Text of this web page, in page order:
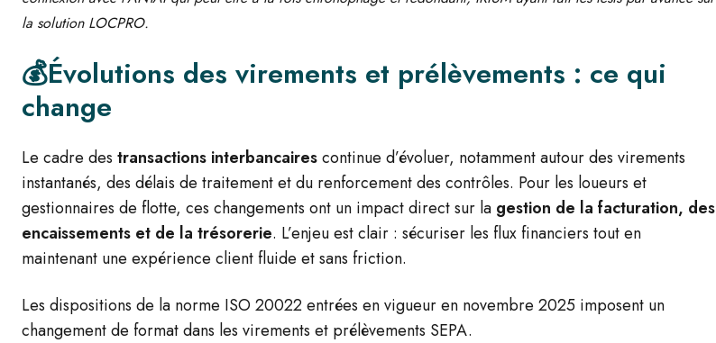
la solution LOCPRO.
💰Évolutions des virements et prélèvements : ce qui
change
Le cadre des transactions interbancairescontinue d’évoluer, notamment autour des virements
instantanés, des délais de traitement et du renforcement des contrôles. Pour les loueurs et
gestionnaires de flotte, ces changements ont un impact direct sur la gestion de la facturation, des
encaissements et de la trésorerie. L’enjeu est clair : sécuriser les flux financiers tout en
maintenant une expérience client fluide et sans friction.
Les dispositions de la norme ISO 20022 entrées en vigueur en novembre 2025 imposent un
changement de format dans les virements et prélèvements SEPA.